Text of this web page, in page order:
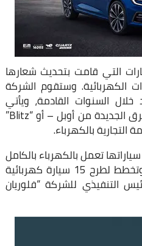
التي قامت بتحديث شعارها
الكهربائية. وستقوم الشركة
خلال السنوات القادمة، ويأتي
الشعار الجديد بشارة صاعقة البرق الجديدة من أوبل – أو “Blitz”
التجارية بالكهرباء.
تعمل بالكهرباء بالكامل
في أوروبا بحلول عام 2028، وتخطط لطرح 15 سيارة كهربائية
التنفيذي للشركة “فلوريان